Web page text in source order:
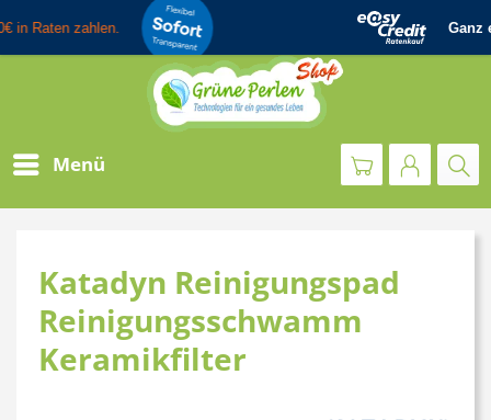
Menü
Katadyn Reinigungspad
Reinigungsschwamm
Keramikfilter